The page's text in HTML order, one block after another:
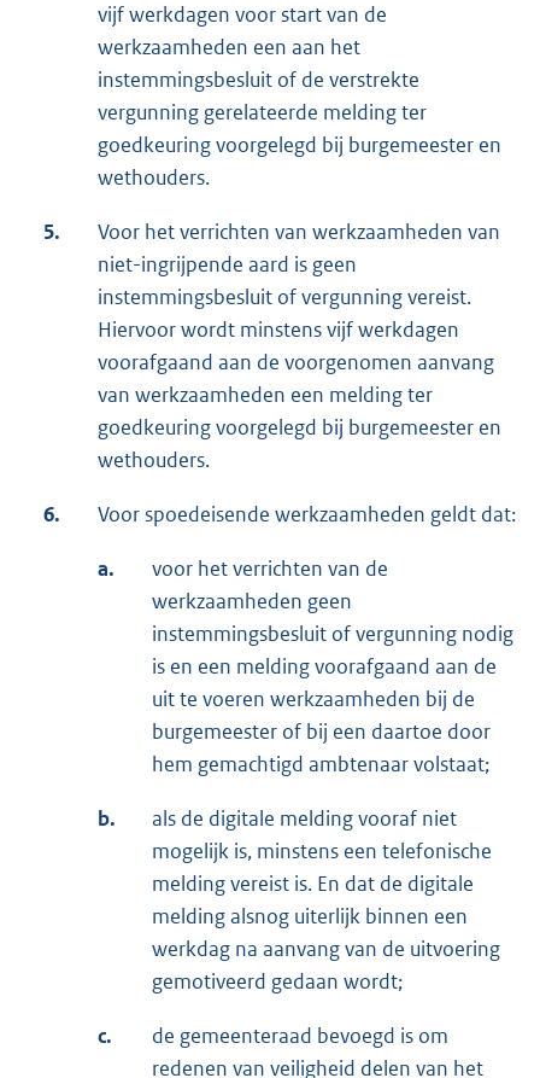
vijf werkdagen voor start van de
werkzaamheden een aan het
instemmingsbesluit of de verstrekte
vergunning gerelateerde melding ter
goedkeuring voorgelegd bij burgemeester en
wethouders.
5.
Voor het verrichten van werkzaamheden van
niet-ingrijpende aard is geen
instemmingsbesluit of vergunning vereist.
Hiervoor wordt minstens vijf werkdagen
voorafgaand aan de voorgenomen aanvang
van werkzaamheden een melding ter
goedkeuring voorgelegd bij burgemeester en
wethouders.
6. Voor spoedeisende werkzaamheden geldt dat:
a.
voor het verrichten van de
werkzaamheden geen
instemmingsbesluit of vergunning nodig
is en een melding voorafgaand aan de
uit te voeren werkzaamheden bij de
burgemeester of bij een daartoe door
hem gemachtigd ambtenaar volstaat;
b.
als de digitale melding vooraf niet
mogelijk is, minstens een telefonische
melding vereist is. En dat de digitale
melding alsnog uiterlijk binnen een
werkdag na aanvang van de uitvoering
gemotiveerd gedaan wordt;
c.
de gemeenteraad bevoegd is om
redenen van veiligheid delen van het